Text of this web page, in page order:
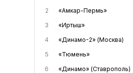
2
«Амкар-Пермь»
3
«Иртыш»
4
«Динамо-2» (Москва)
5
«Тюмень»
6
«Динамо» (Ставрополь)